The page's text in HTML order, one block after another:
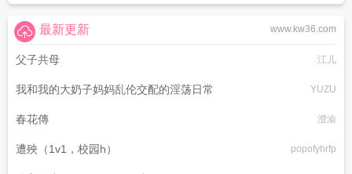
www.kw36.com
最新更新
父子共母 江儿
我和我的大奶子妈妈乱伦交配的淫荡日常 YUZU
春花傳 澄渝
遭殃（1v1，校园h） popofyhrfp